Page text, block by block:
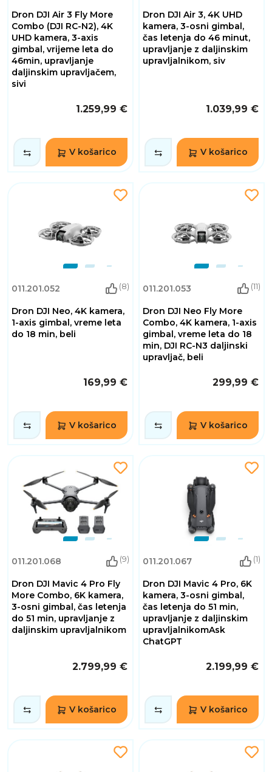
Dron DJI Air 3 Fly More
Combo (DJI RC-N2), 4K
UHD kamera, 3-axis
gimbal, vrijeme leta do
46min, upravljanje
daljinskim upravljačem,
sivi
1.259,99 €
V košarico
Dron DJI Air 3, 4K UHD
kamera, 3-osni gimbal,
čas letenja do 46 minut,
upravljanje z daljinskim
upravljalnikom, siv
1.039,99 €
V košarico
011.201.052 (8)
Dron DJI Neo, 4K kamera,
1-axis gimbal, vreme leta
do 18 min, beli
169,99 €
V košarico
011.201.053 (11)
Dron DJI Neo Fly More
Combo, 4K kamera, 1-axis
gimbal, vreme leta do 18
min, DJI RC-N3 daljinski
upravljač, beli
299,99 €
V košarico
011.201.068 (9)
Dron DJI Mavic 4 Pro Fly
More Combo, 6K kamera,
3-osni gimbal, čas letenja
do 51 min, upravljanje z
daljinskim upravljalnikom
2.799,99 €
V košarico
011.201.067 (1)
Dron DJI Mavic 4 Pro, 6K
kamera, 3-osni gimbal,
čas letenja do 51 min,
upravljanje z daljinskim
upravljalnikomAsk
ChatGPT
2.199,99 €
V košarico